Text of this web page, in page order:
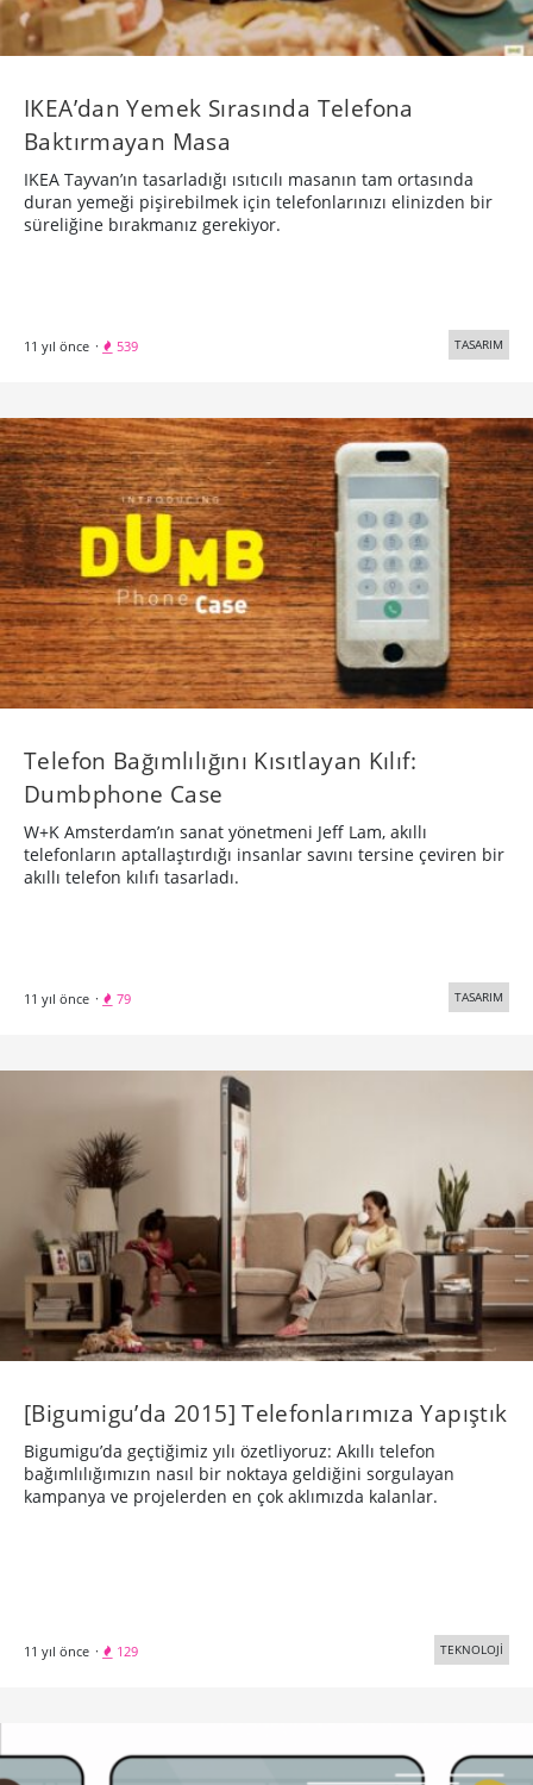
IKEA’dan ​Yemek Sırasında Telefona
Baktırmayan Masa
IKEA Tayvan’ın tasarladığı ısıtıcılı masanın tam ortasında
duran yemeği pişirebilmek için telefonlarınızı elinizden bir
süreliğine bırakmanız gerekiyor.
11 yıl önce · 539 TASARIM
Telefon Bağımlılığını Kısıtlayan Kılıf:
Dumbphone Case
W+K Amsterdam’ın sanat yönetmeni Jeff Lam, akıllı
telefonların aptallaştırdığı insanlar savını tersine çeviren bir
akıllı telefon kılıfı tasarladı.
11 yıl önce · 79 TASARIM
[Bigumigu’da 2015] Telefonlarımıza Yapıştık
Bigumigu’da geçtiğimiz yılı özetliyoruz: Akıllı telefon
bağımlılığımızın nasıl bir noktaya geldiğini sorgulayan
kampanya ve projelerden en çok aklımızda kalanlar.
11 yıl önce · 129 TEKNOLOJİ